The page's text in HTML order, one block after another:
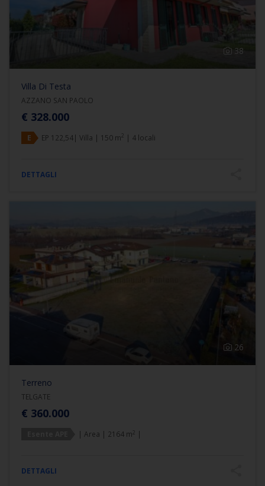
38
Villa Di Testa
AZZANO SAN PAOLO
€ 328.000
E EP 122,54| Villa | 150 m2 | 4 locali
DETTAGLI
26
Terreno
TELGATE
€ 360.000
| Area | 2164 m2 |
DETTAGLI